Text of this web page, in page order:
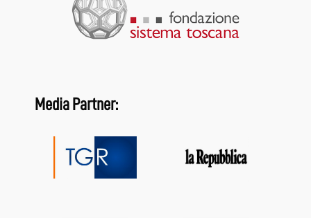
Media Partner: